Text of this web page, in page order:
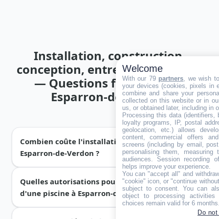
Installation, construction,
conception, entretien de piscine
— Questions fréquentes à
Esparron-de-Verdon
Combien coûte l'installation d'une piscine à
Esparron-de-Verdon ?
Le prix d'installation d'une piscineà Esparron-
de-Verdon dépend du type choisi : piscine à
coquede 15 000 € à 50 000 € pose comprise,
Quelles autorisations pour la construction
d'une piscine à Esparron-de-Verdon (04) ?
Welcome
With our 79 partners, we wish
your devices (cookies, pixels in
combine and share your
collected on this website or in
us, or obtained later, including in
Processing this data (identifiers,
loyalty programs, IP, postal
geolocation, etc.) allows
content, commercial offers
screens (including by email,
personalising them, measuring
audiences. Session recording
helps improve your experience.
You can "accept all" and
"cookie" icon, or "continue
subject to consent. You can
object to processing
choices remain valid for 6
Do